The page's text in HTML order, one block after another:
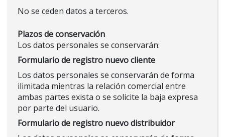
No se ceden datos a terceros.
Plazos de conservación
Los datos personales se conservarán:
Formulario de registro nuevo cliente
Los datos personales se conservarán de forma
ilimitada mientras la relación comercial entre
ambas partes exista o se solicite la baja expresa
por parte del usuario.
Formulario de registro nuevo distribuidor